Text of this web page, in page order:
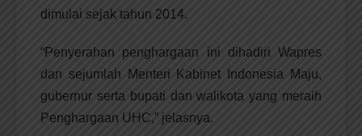
dimulai sejak tahun 2014.
“Penyerahan penghargaan ini dihadiri Wapres
dan sejumlah Menteri Kabinet Indonesia Maju,
gubernur serta bupati dan walikota yang meraih
Penghargaan UHC,” jelasnya.